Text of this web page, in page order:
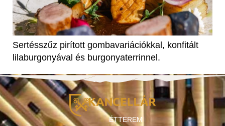
Sertésszűz pirított gombavariációkkal, konfitált
lilaburgonyával és burgonyaterrinnel.
ÉTTEREM